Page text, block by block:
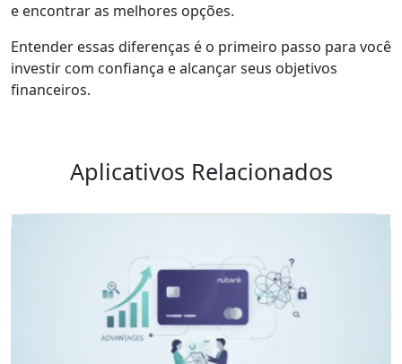
e encontrar as melhores opções.
Entender essas diferenças é o primeiro passo para você
investir com confiança e alcançar seus objetivos
financeiros.
Aplicativos Relacionados